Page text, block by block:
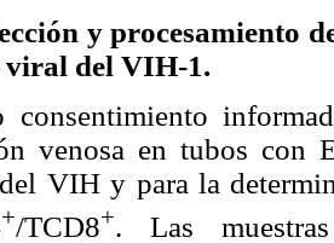
y procesamiento
viral del VIH-1.
consentimiento
venosa en tubos con
VIH y para la
+/TCD8+. Las